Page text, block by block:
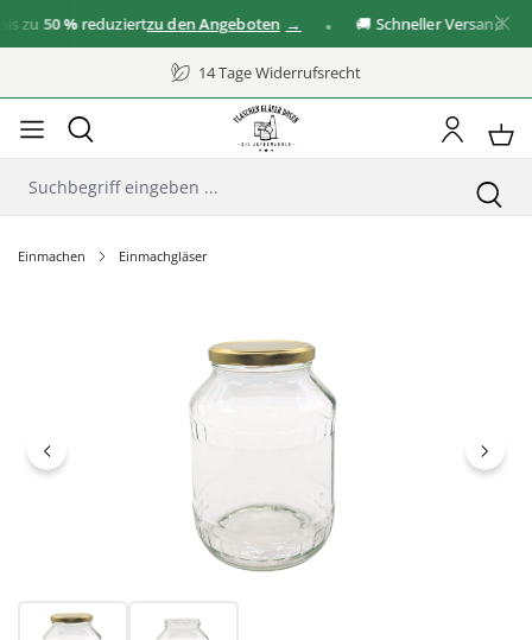
50 %reduziertzu den Angeboten 🚚 Schneller Versand
14 Tage Widerrufsrecht
Einmachen Einmachgläser